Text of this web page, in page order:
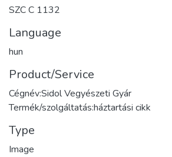
SZC C 1132
Language
hun
Product/Service
Cégnév:Sidol Vegyészeti Gyár
Termék/szolgáltatás:háztartási cikk
Type
Image